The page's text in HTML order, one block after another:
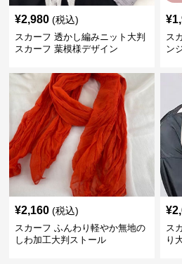
¥2,980 (税込)
スカーフ 透かし編みニット大判
スカーフ 葉模様デザイン
¥
ス
ン
¥2,160 (税込)
スカーフ ふんわり軽やか無地の
しわ加工大判ストール
¥
ス
り